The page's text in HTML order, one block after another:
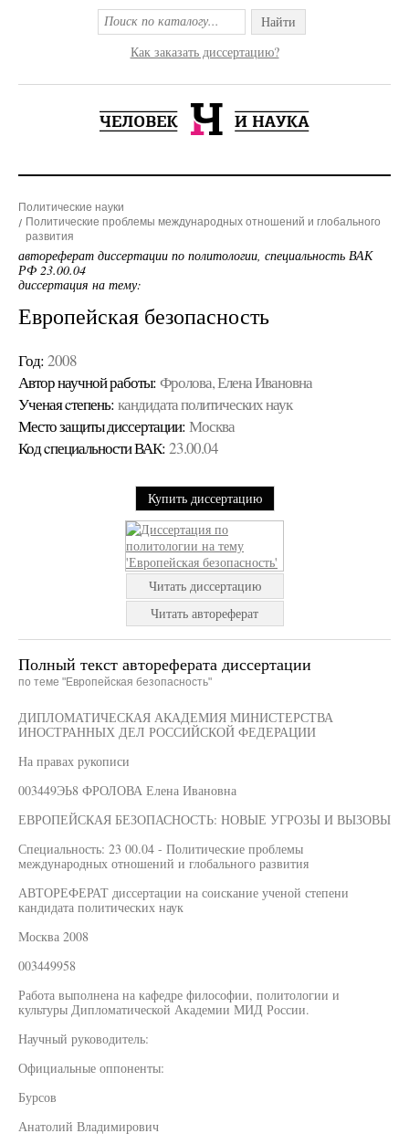
Найти
Как заказать диссертацию?
Политические науки
Политические проблемы международных отношений и глобального
развития
автореферат диссертации по политологии, специальность ВАК
РФ 23.00.04
диссертация на тему:
Европейская безопасность
Год: 2008
Автор научной работы: Фролова, Елена Ивановна
Ученая cтепень: кандидата политических наук
Место защиты диссертации: Москва
Код cпециальности ВАК: 23.00.04
Купить диссертацию
Читать диссертацию
Читать автореферат
Полный текст автореферата диссертации
по теме "Европейская безопасность"
ДИПЛОМАТИЧЕСКАЯ АКАДЕМИЯ МИНИСТЕРСТВА
ИНОСТРАННЫХ ДЕЛ РОССИЙСКОЙ ФЕДЕРАЦИИ
На правах рукописи
003449ЭЬ8 ФРОЛОВА Елена Ивановна
ЕВРОПЕЙСКАЯ БЕЗОПАСНОСТЬ: НОВЫЕ УГРОЗЫ И ВЫЗОВЫ
Специальность: 23 00.04 - Политические проблемы
международных отношений и глобального развития
АВТОРЕФЕРАТ диссертации на соискание ученой степени
кандидата политических наук
Москва 2008
003449958
Работа выполнена на кафедре философии, политологии и
культуры Дипломатической Академии МИД России.
Научный руководитель:
Официальные оппоненты:
Бурсов
Анатолий Владимирович